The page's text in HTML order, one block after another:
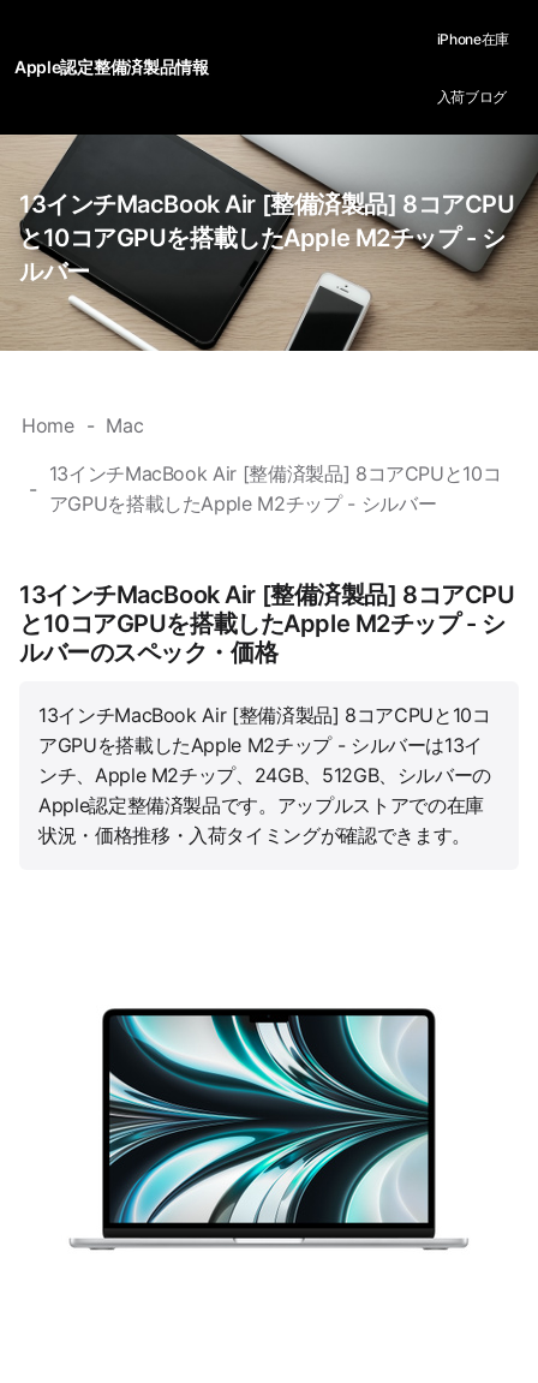
Apple認定整備済製品情報
iPhone在庫
入荷ブログ
13インチMacBook Air [整備済製品] 8コアCPU
と10コアGPUを搭載したApple M2チップ - シ
ルバー
Home Mac
13インチMacBook Air [整備済製品] 8コアCPUと10コ
アGPUを搭載したApple M2チップ - シルバー
13インチMacBook Air [整備済製品] 8コアCPU
と10コアGPUを搭載したApple M2チップ - シ
ルバーのスペック・価格
13インチMacBook Air [整備済製品] 8コアCPUと10コ
アGPUを搭載したApple M2チップ - シルバーは13イ
ンチ、Apple M2チップ、24GB、512GB、シルバーの
Apple認定整備済製品です。アップルストアでの在庫
状況・価格推移・入荷タイミングが確認できます。